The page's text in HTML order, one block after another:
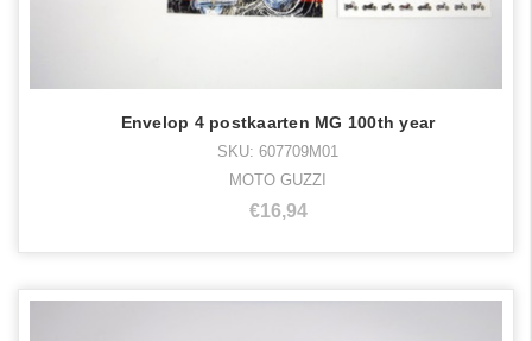
Envelop 4 postkaarten MG 100th year
SKU: 607709M01
MOTO GUZZI
€16,94